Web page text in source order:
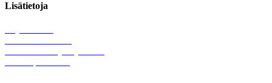
Lisätietoja